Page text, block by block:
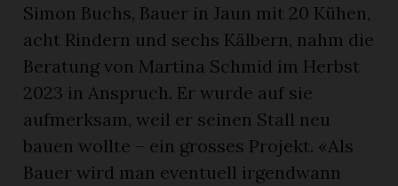
Simon Buchs, Bauer in Jaun mit 20 Kühen,
acht Rindern und sechs Kälbern, nahm die
Beratung von Martina Schmid im Herbst
2023 in Anspruch. Er wurde auf sie
aufmerksam, weil er seinen Stall neu
bauen wollte – ein grosses Projekt. «Als
Bauer wird man eventuell irgendwann